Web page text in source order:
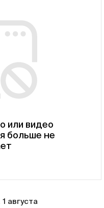
или видео
больше не
августа